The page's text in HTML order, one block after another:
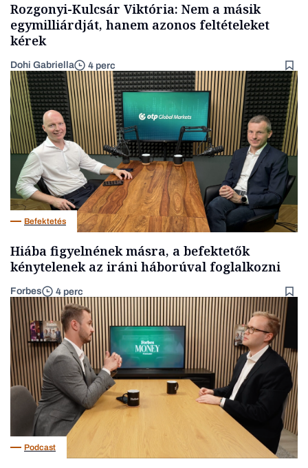
Rozgonyi-Kulcsár Viktória: Nem a másik
egymilliárdját, hanem azonos feltételeket
kérek
Dohi Gabriella 4 perc
Befektetés
Hiába figyelnének másra, a befektetők
kénytelenek az iráni háborúval foglalkozni
Forbes 4 perc
Podcast